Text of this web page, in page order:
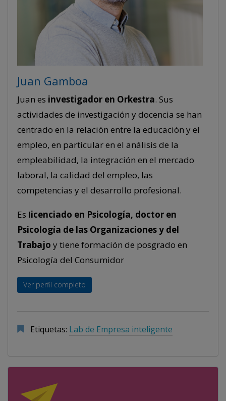
Juan Gamboa
Juan es investigador en Orkestra. Sus
actividades de investigación y docencia se han
centrado en la relación entre la educación y el
empleo, en particular en el análisis de la
empleabilidad, la integración en el mercado
laboral, la calidad del empleo, las
competencias y el desarrollo profesional.
Es licenciado en Psicología, doctor en
Psicología de las Organizaciones y del
Trabajo y tiene formación de posgrado en
Psicología del Consumidor
Ver perfil completo
Etiquetas: Lab de Empresa inteligente